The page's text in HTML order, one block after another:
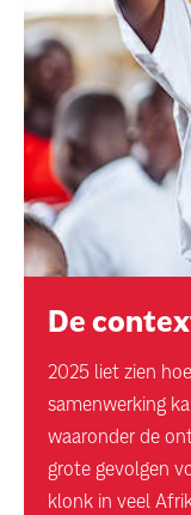
De
2025 liet zien
samenwerking
waaronder de
grote gevolgen
klonk in veel